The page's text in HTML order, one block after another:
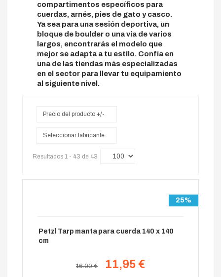
compartimentos específicos para
cuerdas, arnés, pies de gato y casco.
Ya sea para una sesión deportiva, un
bloque de boulder o una vía de varios
largos, encontrarás el modelo que
mejor se adapta a tu estilo. Confía en
una de las tiendas más especializadas
en el sector para llevar tu equipamiento
al siguiente nivel.
Precio del producto +/-
Seleccionar fabricante
Resultados 1 - 43 de 43
25%
Petzl Tarp manta para cuerda 140 x 140
cm
16.00 € 11,95 €